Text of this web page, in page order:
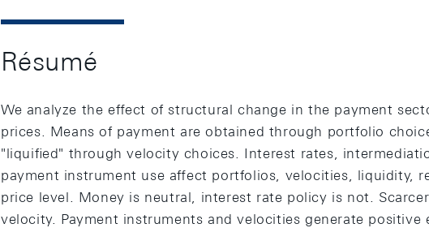
Résumé
We analyze the eﬀect of structural change in the payment
prices. Means of payment are obtained through portfolio
"liquiﬁed" through velocity choices. Interest rates,
payment instrument use aﬀect portfolios, velocities, liquidity,
price level. Money is neutral, interest rate policy is not.
velocity. Payment instruments and velocities generate